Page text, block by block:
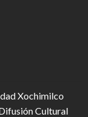
Xochimilco
Cultural